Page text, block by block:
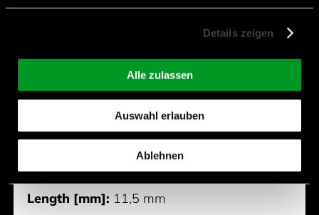
Details zeigen
Alle zulassen
Auswahl erlauben
Ablehnen
HC49/U-S
Length [mm]: 11,5 mm